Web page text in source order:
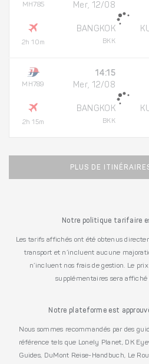
MH785
2h 10m
Mer, 12/08
BANGKOK
BKK
MH789
2h 15m
14:15
Mer, 12/08
BANGKOK
BKK
PLUS DE
Notre politique tarifaire
Les tarifs affichés ont été obtenus
transport et n’incluent aucune
n’incluent nos frais de gestion. Le
supplémentaires sera
Notre plateforme est
Nous sommes recommandés par des
référence tels que Lonely Planet, DK
Guides, DuMont Reise-Handbuch, Le